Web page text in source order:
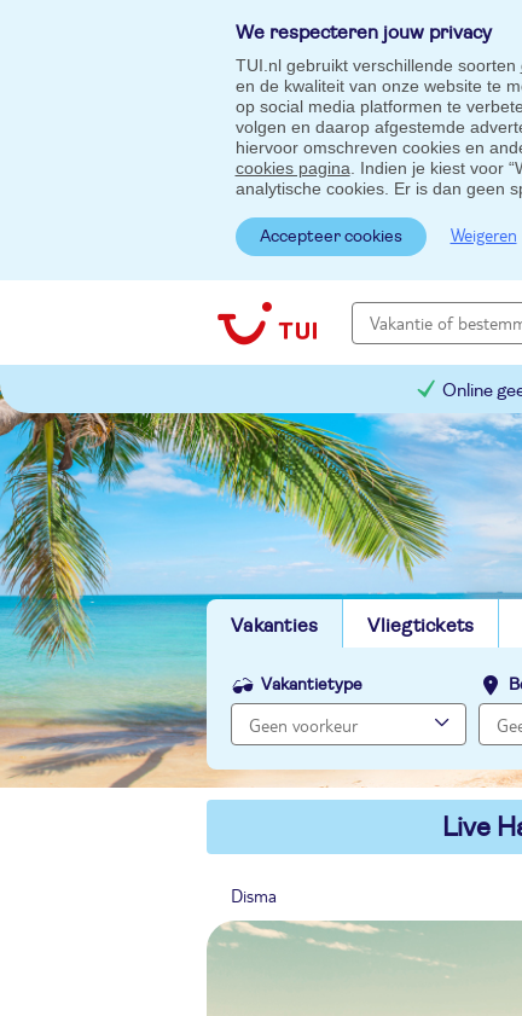
We respecteren jouw privacy
TUI.nl gebruikt verschillende soorten
en de kwaliteit van onze website te
op social media platformen te
volgen en daarop afgestemde
hiervoor omschreven cookies en
cookies pagina . Indien je kiest voor
analytische cookies. Er is dan geen
Accepteer cookies Weigeren
Online
Vakanties Vliegtickets
Vakantietype
Live
Disma